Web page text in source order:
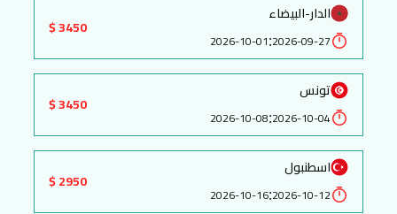
الدار-البيضاء
2026-09-27
:
2026-10-01
3450 $
تونس
2026-10-04
:
2026-10-08
3450 $
اسطنبول
2026-10-12
:
2026-10-16
2950 $